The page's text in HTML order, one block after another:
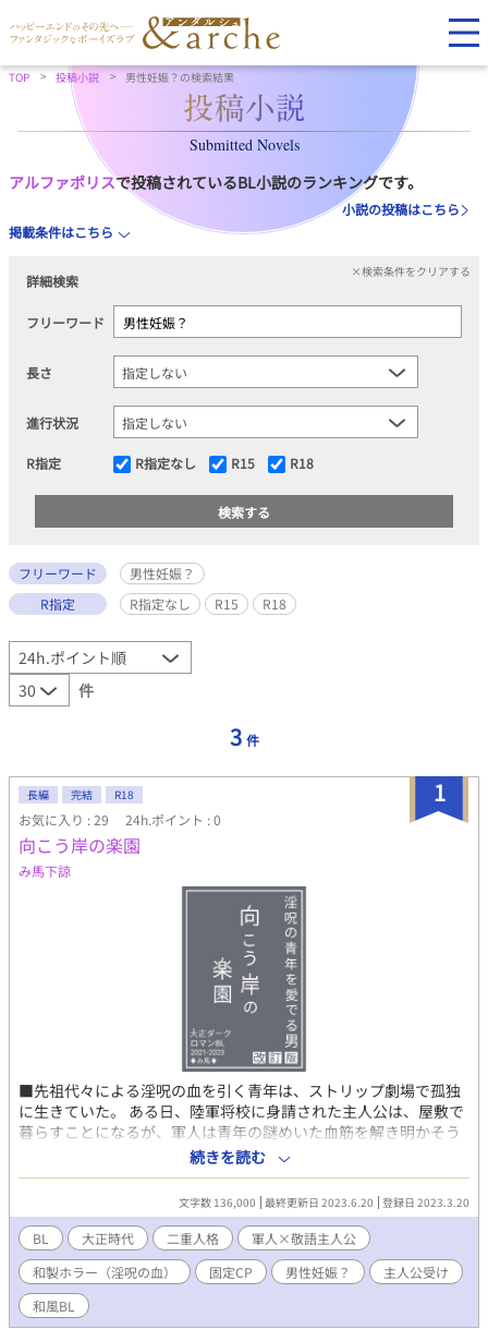
TOP 投稿小説 男性妊娠？の検索結果
Submitted Novels
アルファポリスで投稿されているBL小説のランキングです。
小説の投稿はこちら
掲載条件はこちら
詳細検索
×検索条件をクリアする
フリーワード
長さ
進行状況
R指定 R指定なし R15 R18
フリーワード
男性妊娠？
R指定
R指定なし R15 R18
件
3 件
1
長編 完結 R18
お気に入り : 29 24h.ポイント : 0
向こう岸の楽園
み馬下諒
■先祖代々による淫呪の血を引く青年は、ストリップ劇場で孤独
に生きていた。 ある日、陸軍将校に身請された主人公は、屋敷で
暮らすことになるが、軍人は青年の謎めいた血筋を解き明かそう
と動きだす──。 ■本作はミステリアスダークロマンがテーマで
す。R18描写は随所に散らばっていますので、ご了承のうえ読み進
めてください。 ※ 独自解釈＋造語あり。エセ大正時代、一部誘い
受け、凌辱（回想）シーンあります。筆者の趣味丸出しにつき成
人向けです。 ※ 初出2021年［淫呪の青年を愛でる男］加筆修正
※ 初出2022年［幼生閉口］セルフオマージュ
続きを読む
文字数 136,000 最終更新日 2023.6.20 登録日 2023.3.20
BL 大正時代 二重人格
軍人×敬語主人公
和製ホラー（淫呪の血）
固定CP 男性妊娠？
主人公受け
和風BL